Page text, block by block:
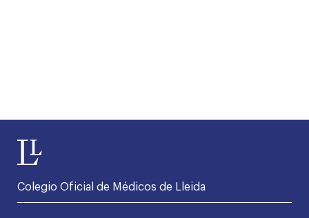
Colegio Oficial de Médicos de Lleida